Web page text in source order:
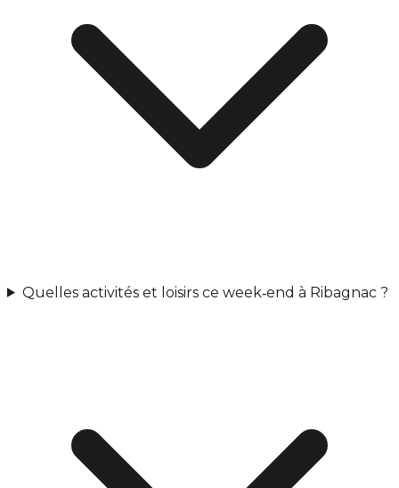
Quelles activités et loisirs ce week‑end à Ribagnac ?